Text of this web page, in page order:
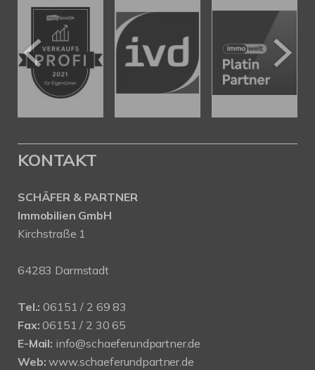
KONTAKT
SCHÄFER & PARTNER
Immobilien GmbH
Kirchstraße 1
64283 Darmstadt
Tel.: 06151 / 2 69 83
Fax: 06151 / 2 30 65
E-Mail: info@schaeferundpartner.de
Web: www.schaeferundpartner.de